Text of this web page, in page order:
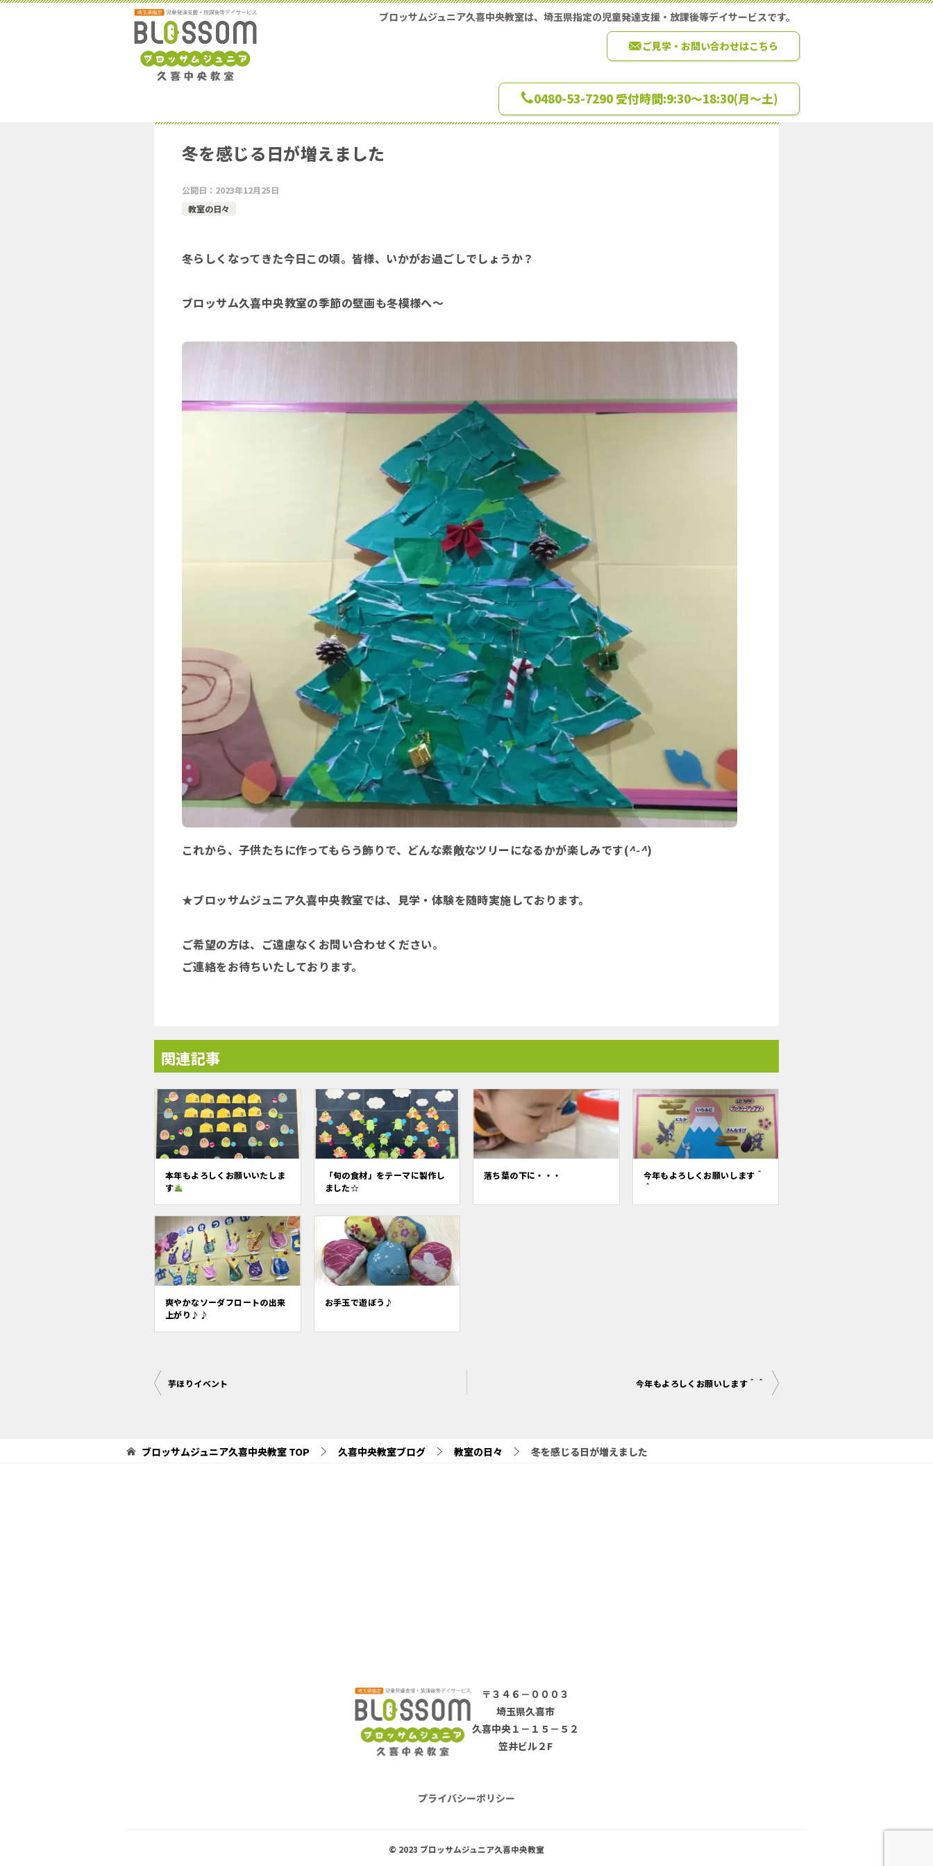
ブロッサムジュニア久喜中央教室は、埼玉県指定の児童発達支援・放課後等デイサービスです。
ご見学・お問い合わせはこちら
0480-53-7290 受付時間:9:30～18:30(月～土)
冬を感じる日が増えました
公開日： 2023年12月25日
教室の日々
冬らしくなってきた今日この頃。皆様、いかがお過ごしでしょうか？
ブロッサム久喜中央教室の季節の壁画も冬模様へ～
これから、子供たちに作ってもらう飾りで、どんな素敵なツリーになるかが楽しみです(^-^)
★ブロッサムジュニア久喜中央教室では、見学・体験を随時実施しております。
ご希望の方は、ご遠慮なくお問い合わせください。
ご連絡をお待ちいたしております。
関連記事
本年もよろしくお願いいたしま
す
「旬の食材」をテーマに製作し
ました☆
落ち葉の下に・・・
今年もよろしくお願いします＾
＾
爽やかなソーダフロートの出来
上がり♪♪
お手玉で遊ぼう♪
投
ビ
芋ほりイベント 今年もよろしくお願いします＾＾
ブロッサムジュニア久喜中央教室 TOP 久喜中央教室ブログ 教室の日々 冬を感じる日が増えました
〒３４６－０００３
埼玉県久喜市
久喜中央１－１５－５２
笠井ビル２F
プライバシーポリシー
© 2023 ブロッサムジュニア久喜中央教室